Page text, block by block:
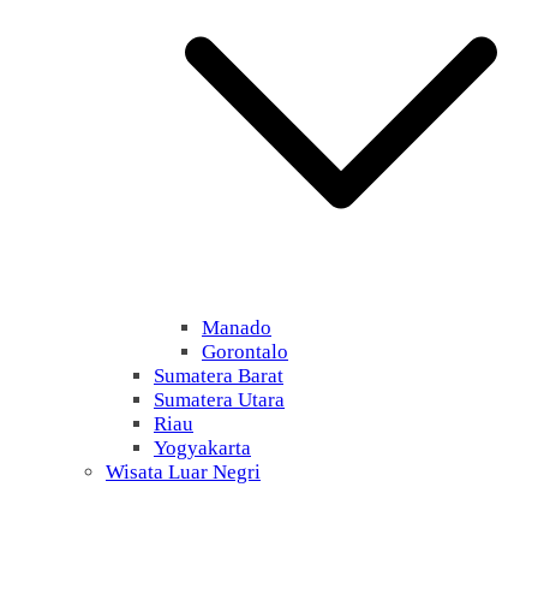
Manado
Gorontalo
Sumatera Barat
Sumatera Utara
Riau
Yogyakarta
Wisata Luar Negri